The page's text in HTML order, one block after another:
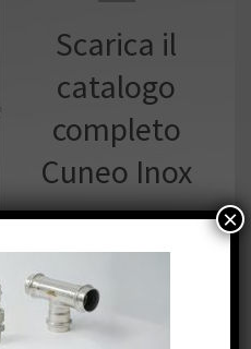
Scarica il
catalogo
completo
Cuneo Inox
tuoi dati e
scarica il
catalogo prodotti
×